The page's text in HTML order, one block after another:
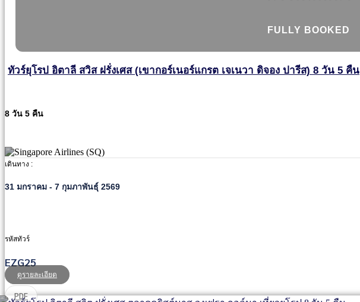
FULLY BOOKED
ทัวร์ยุโรป อิตาลี สวิส ฝรั่งเศส (เขากอร์เนอร์แกรต เจเนวา ดิจอง ปารีส) 8 วัน 5 คืน
8 วัน 5 คืน
เดินทาง :
31 มกราคม - 7 กุมภาพันธุ์ 2569
รหัสทัวร์
EZG25
ดูรายละเอียด
PDF